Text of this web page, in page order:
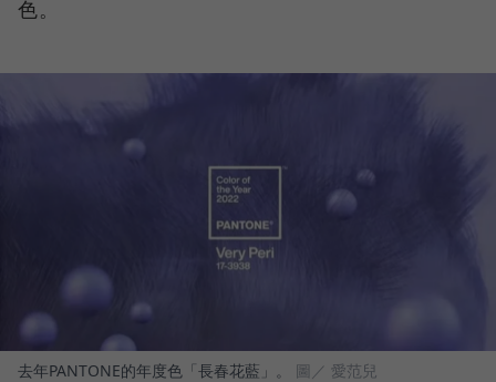
色。
去年PANTONE的年度色「長春花藍」。 圖／ 愛范兒